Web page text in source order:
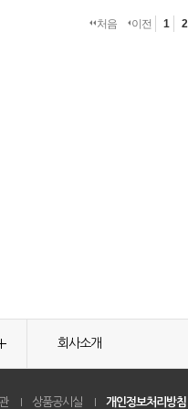
처음 이전 1 2
회사소개
상품공시실 개인정보처리방침